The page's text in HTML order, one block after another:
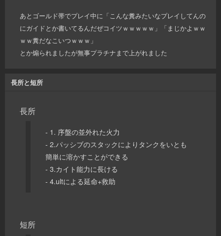
あとゴールド帯でプレイ中に「こんな糞みたいなプレイしてんの
にガイドとか書いてるんだぜコイツｗｗｗｗｗ」「まじかよｗｗ
ｗｗ糞だなこいつｗｗｗ」
とか煽られましたが無事プラチナまで上がれました
長所と短所
長所
- 1. 序盤の並外れた火力
- 2.パッシブのスタックによりタンクをいとも
簡単に溶かすことができる
- 3.カイト能力に長ける
- 4.ultによる延命+救助
短所